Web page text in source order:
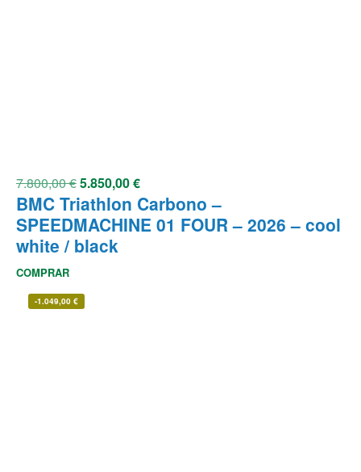
7.800,00€5.850,00€
BMC Triathlon Carbono –
SPEEDMACHINE 01 FOUR – 2026 – cool
white / black
COMPRAR
-1.049,00 €